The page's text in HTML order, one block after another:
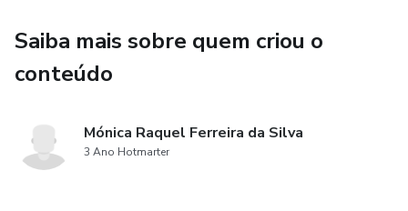
Saiba mais sobre quem criou o
conteúdo
Mónica Raquel Ferreira da Silva
3 Ano Hotmarter